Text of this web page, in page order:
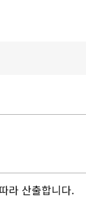
라 산출합니다.